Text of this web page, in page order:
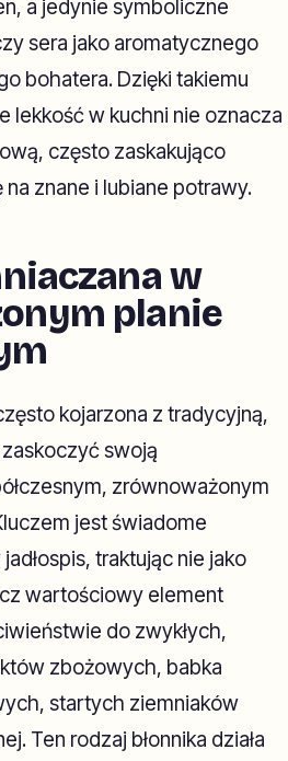
a jedynie symboliczne
sera jako aromatycznego
bohatera. Dzięki takiemu
lekkość w kuchni nie oznacza
często zaskakująco
znane i lubiane potrawy.
w
planie
kojarzona z tradycyjną,
swoją
zrównoważonym
jest świadome
traktując nie jako
wartościowy element
do zwykłych,
zbożowych, babka
startych ziemniaków
Ten rodzaj błonnika działa